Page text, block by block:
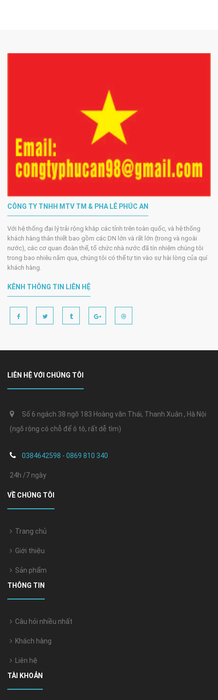
CÔNG TY TNHH MTV TM & PHA LÊ PHÚC AN
Với hệ thống đại lý trải rộng khắp các tỉnh trên toàn quốc, và hệ thống
khách hàng thân thiết bao gồm các DN lớn và rất lớn (trong và ngoài
nước), các cơ quan đoàn thể, tổ chức nhà nước đã tín nhiệm chúng tôi
trong bao nhiêu năm qua, chúng tôi có thể tự tin vào sự hài lòng của quí
khách hàng.
KÊNH THÔNG TIN LIÊN HỆ
LIÊN HỆ VỚI CHÚNG TÔI
Số 6 ngách 38 ngõ 183 Hoàng văn Thái, Thanh Xuân , Hà Nội
(ngõ rộng có chỗ để ô tô, rất dễ tìm)
0384642598 - 0869 810 340
24h /7 ngày
VỀ CHÚNG TÔI
Trang chủ
Giới thiệu
Sản phẩm
THÔNG TIN
Câu hỏi nhiều nhất
Khách hàng
Liên hệ
TÀI KHOẢN